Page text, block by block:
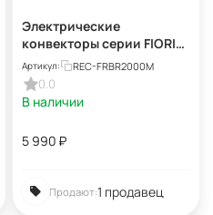
Электрические
конвекторы серии FIORI
Meccanico REC-
FRBR2000M
Артикул: REC-FRBR2000M
0.0
В наличии
5 990 ₽
Продают:1 продавец